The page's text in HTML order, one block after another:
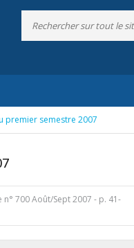
premier semestre 2007
n° 700 Août/Sept 2007 - p. 41-